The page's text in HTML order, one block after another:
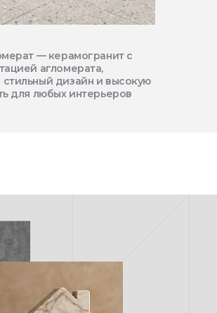
— керамогранит с
агломерата,
дизайн и высокую
для любых интерьеров